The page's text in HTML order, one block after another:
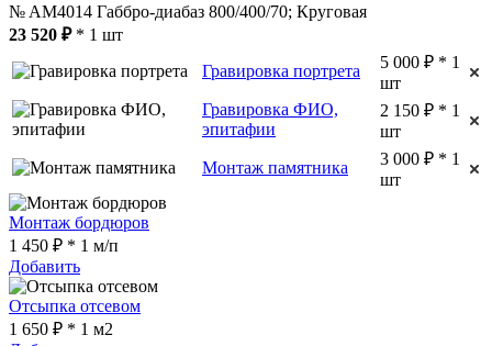
№ AM4014 Габбро-диабаз 800/400/70; Круговая
23 520 ₽* 1 шт
Гравировка портрета
5 000 ₽ * 1
шт
Гравировка ФИО,
эпитафии
2 150 ₽ * 1
шт
Монтаж памятника
3 000 ₽ * 1
шт
Монтаж бордюров
1 450 ₽ * 1 м/п
Добавить
Отсыпка отсевом
1 650 ₽ * 1 м2